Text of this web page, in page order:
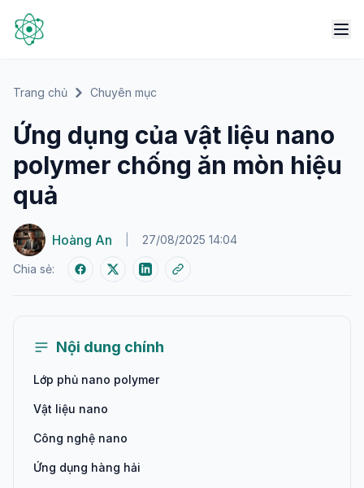
Trang chủ Chuyên mục
Ứng dụng của vật liệu nano
polymer chống ăn mòn hiệu
quả
Hoàng An 27/08/2025 14:04
Chia sẻ:
Nội dung chính
Lớp phủ nano polymer
Vật liệu nano
Công nghệ nano
Ứng dụng hàng hải